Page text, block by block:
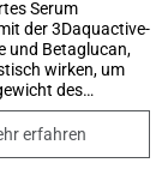
der ersten
erscheint die Haut
Feuchtigkeit
strahlender und
Serum
der 3Daquactive-
und Betaglucan,
wirken, um
des
zu
und zu
erfahren